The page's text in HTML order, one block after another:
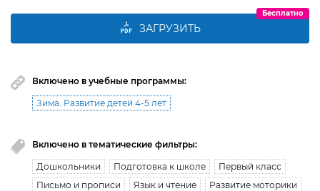
ЗАГРУЗИТЬ
Бесплатно
Включено в учебные программы:
Зима. Развитие детей 4-5 лет
Включено в тематические фильтры:
Дошкольники Подготовка к школе
Первый класс
Письмо и прописи
Язык и чтение
Развитие моторики